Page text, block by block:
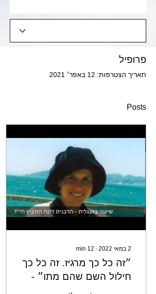
פרופיל
תאריך הצטרפות: 12 באפר׳ 2021
Posts
2 במאי 2022 ∙
12
min
״זה כל כך מרגיז. זה כל כך
חילול השם שהם מתו״ -
הרבנית דינה הורביץ